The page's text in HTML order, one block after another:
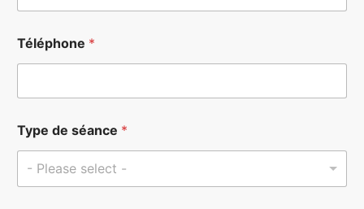
n
t
T
l
p
e
Téléphone *
Type de séance *
- Please select -